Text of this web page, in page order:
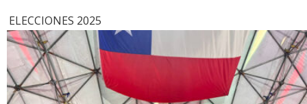
ELECCIONES 2025